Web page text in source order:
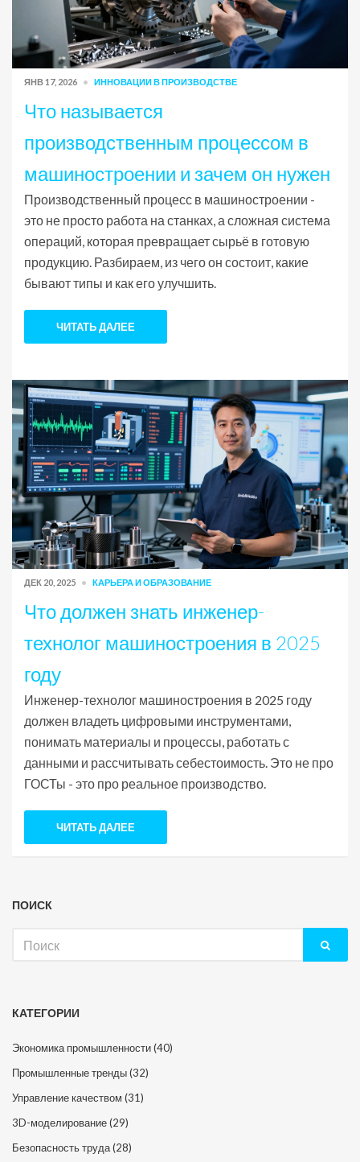
ЯНВ 17, 2026 ИННОВАЦИИ В ПРОИЗВОДСТВЕ
Что называется
производственным процессом в
машиностроении и зачем он нужен
Производственный процесс в машиностроении -
это не просто работа на станках, а сложная система
операций, которая превращает сырьё в готовую
продукцию. Разбираем, из чего он состоит, какие
бывают типы и как его улучшить.
ЧИТАТЬ ДАЛЕЕ
ДЕК 20, 2025 КАРЬЕРА И ОБРАЗОВАНИЕ
Что должен знать инженер-
технолог машиностроения в 2025
году
Инженер-технолог машиностроения в 2025 году
должен владеть цифровыми инструментами,
понимать материалы и процессы, работать с
данными и рассчитывать себестоимость. Это не про
ГОСТы - это про реальное производство.
ЧИТАТЬ ДАЛЕЕ
ПОИСК
КАТЕГОРИИ
Экономика промышленности(40)
Промышленные тренды(32)
Управление качеством (31)
3D-моделирование(29)
Безопасность труда(28)